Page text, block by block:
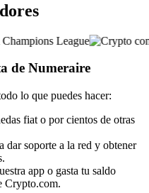
de Numeraire
lo que puedes hacer:
fiat o por cientos de otras
dar soporte a la red y obtener
app o gasta tu saldo
Crypto.com.